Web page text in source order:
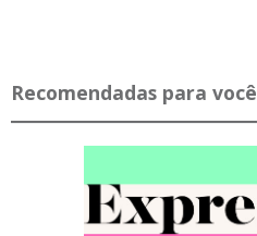
Recomendadas para você